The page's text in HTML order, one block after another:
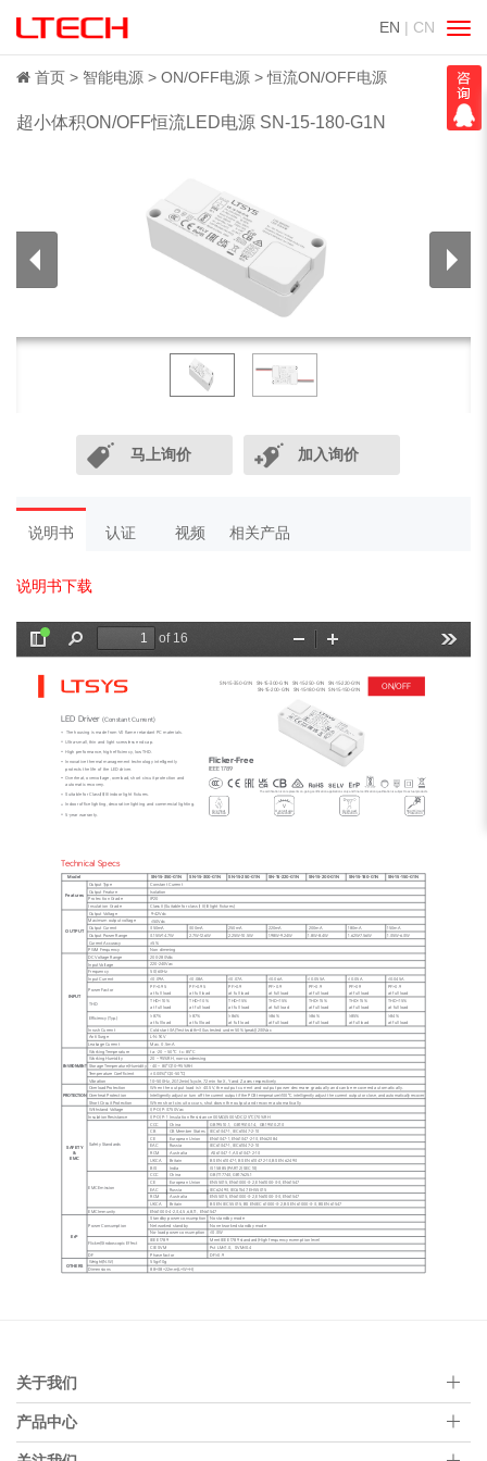
EN | CN
切
换
导
航
首页 智能电源 ON/OFF电源 恒流ON/OFF电源
超小体积ON/OFF恒流LED电源 SN-15-180-G1N
马上询价 加入询价
说明书 认证 视频 相关产品
说明书下载
关于我们
产品中心